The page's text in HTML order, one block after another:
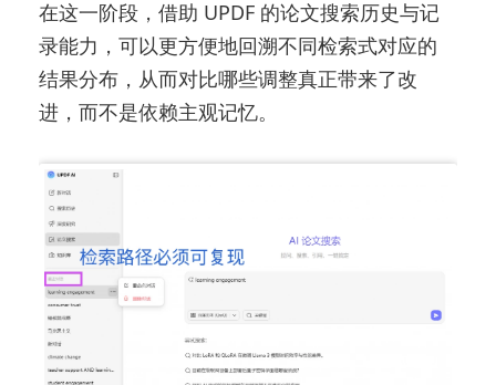
在这一阶段，借助 UPDF 的论文搜索历史与记
录能力，可以更方便地回溯不同检索式对应的
结果分布，从而对比哪些调整真正带来了改
进，而不是依赖主观记忆。